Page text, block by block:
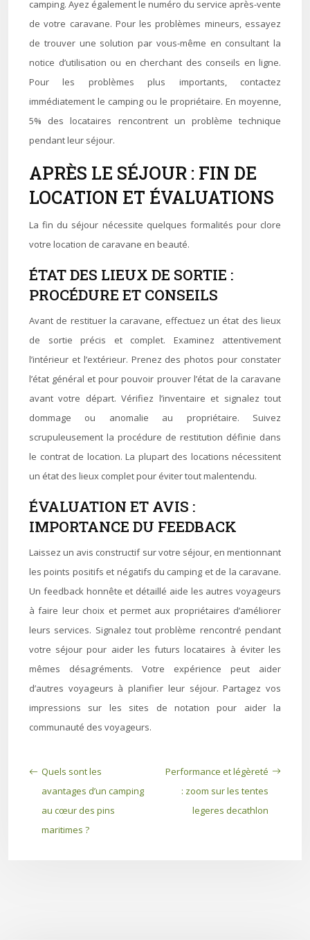
camping. Ayez également le numéro du service après-vente
de votre caravane. Pour les problèmes mineurs, essayez
de trouver une solution par vous-même en consultant la
notice d’utilisation ou en cherchant des conseils en ligne.
Pour les problèmes plus importants, contactez
immédiatement le camping ou le propriétaire. En moyenne,
5% des locataires rencontrent un problème technique
pendant leur séjour.
APRÈS LE SÉJOUR : FIN DE
LOCATION ET ÉVALUATIONS
La fin du séjour nécessite quelques formalités pour clore
votre location de caravane en beauté.
ÉTAT DES LIEUX DE SORTIE :
PROCÉDURE ET CONSEILS
Avant de restituer la caravane, effectuez un état des lieux
de sortie précis et complet. Examinez attentivement
l’intérieur et l’extérieur. Prenez des photos pour constater
l’état général et pour pouvoir prouver l’état de la caravane
avant votre départ. Vérifiez l’inventaire et signalez tout
dommage ou anomalie au propriétaire. Suivez
scrupuleusement la procédure de restitution définie dans
le contrat de location. La plupart des locations nécessitent
un état des lieux complet pour éviter tout malentendu.
ÉVALUATION ET AVIS :
IMPORTANCE DU FEEDBACK
Laissez un avis constructif sur votre séjour, en mentionnant
les points positifs et négatifs du camping et de la caravane.
Un feedback honnête et détaillé aide les autres voyageurs
à faire leur choix et permet aux propriétaires d’améliorer
leurs services. Signalez tout problème rencontré pendant
votre séjour pour aider les futurs locataires à éviter les
mêmes désagréments. Votre expérience peut aider
d’autres voyageurs à planifier leur séjour. Partagez vos
impressions sur les sites de notation pour aider la
communauté des voyageurs.
Quels sont les
avantages d’un camping
au cœur des pins
maritimes ?
Performance et légèreté
: zoom sur les tentes
legeres decathlon